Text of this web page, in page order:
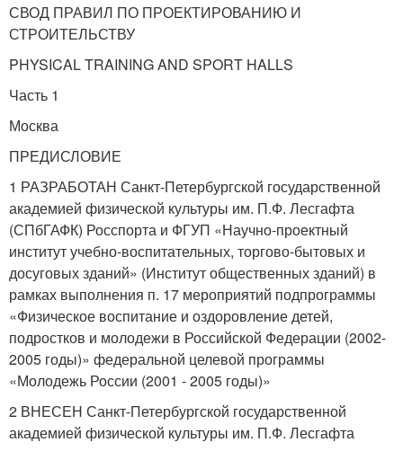
СВОД ПРАВИЛ ПО ПРОЕКТИРОВАНИЮ И
СТРОИТЕЛЬСТВУ
PHYSICAL TRAINING AND SPORT HALLS
Часть 1
Москва
ПРЕДИСЛОВИЕ
1 РАЗРАБОТАН Санкт-Петербургской государственной
академией физической культуры им. П.Ф. Лесгафта
(СПбГАФК) Росспорта и ФГУП «Научно-проектный
институт учебно-воспитательных, торгово-бытовых и
досуговых зданий» (Институт общественных зданий) в
рамках выполнения п. 17 мероприятий подпрограммы
«Физическое воспитание и оздоровление детей,
подростков и молодежи в Российской Федерации (2002-
2005 годы)» федеральной целевой программы
«Молодежь России (2001 - 2005 годы)»
2 ВНЕСЕН Санкт-Петербургской государственной
академией физической культуры им. П.Ф. Лесгафта